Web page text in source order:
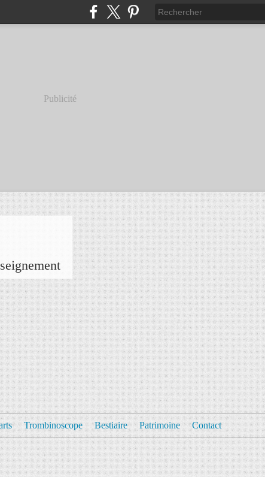
Publicité
Trombinoscope Bestiaire Patrimoine Contact